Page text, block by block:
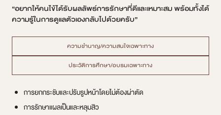
“อยากให้คนไข้ได้รับผลลัพธ์การรักษาที่ดีและเหมาะสม พร้อมทั้งได้
ความรู้ในการดูแลตัวเองกลับไปด้วยครับ”
ความชำนาญ/ความสนใจเฉพาะทาง
ประวัติการศึกษา/อบรมเฉพาะทาง
การยกกระชับและปรับรูปหน้าโดยไม่ต้องผ่าตัด
การรักษาแผลเป็นและหลุมสิว